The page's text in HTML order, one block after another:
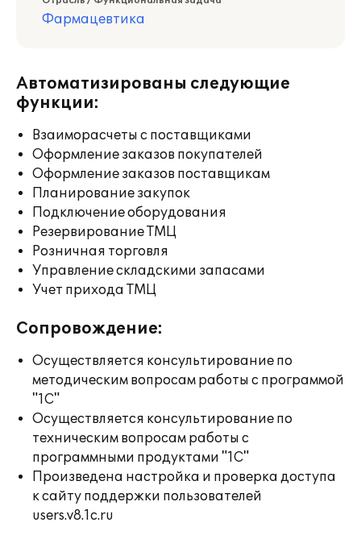
Фармацевтика
Автоматизированы следующие
функции:
Взаиморасчеты с поставщиками
Оформление заказов покупателей
Оформление заказов поставщикам
Планирование закупок
Подключение оборудования
Резервирование ТМЦ
Розничная торговля
Управление складскими запасами
Учет прихода ТМЦ
Сопровождение:
Осуществляется консультирование по
методическим вопросам работы с программой
"1С"
Осуществляется консультирование по
техническим вопросам работы с
программными продуктами "1С"
Произведена настройка и проверка доступа
к сайту поддержки пользователей
users.v8.1c.ru